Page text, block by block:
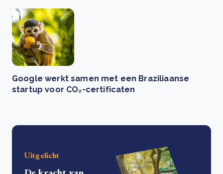
Google werkt samen met een Braziliaanse
startup voor CO₂-certificaten
Uitgelicht